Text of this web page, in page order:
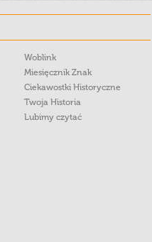
Woblink
Miesięcznik Znak
Ciekawostki Historyczne
Twoja Historia
Lubimy czytać